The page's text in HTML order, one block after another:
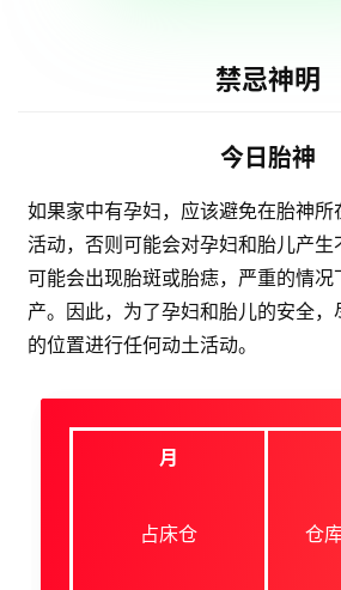
禁忌神明
今日胎神
如果家中有孕妇，应该避免在胎神
活动，否则可能会对孕妇和胎儿产
可能会出现胎斑或胎痣，严重的情
产。因此，为了孕妇和胎儿的安全
的位置进行任何动土活动。
月
占床仓 仓